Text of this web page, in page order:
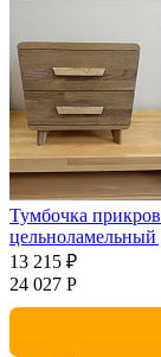
Тумбочка
13 215 ₽
24 027 Р